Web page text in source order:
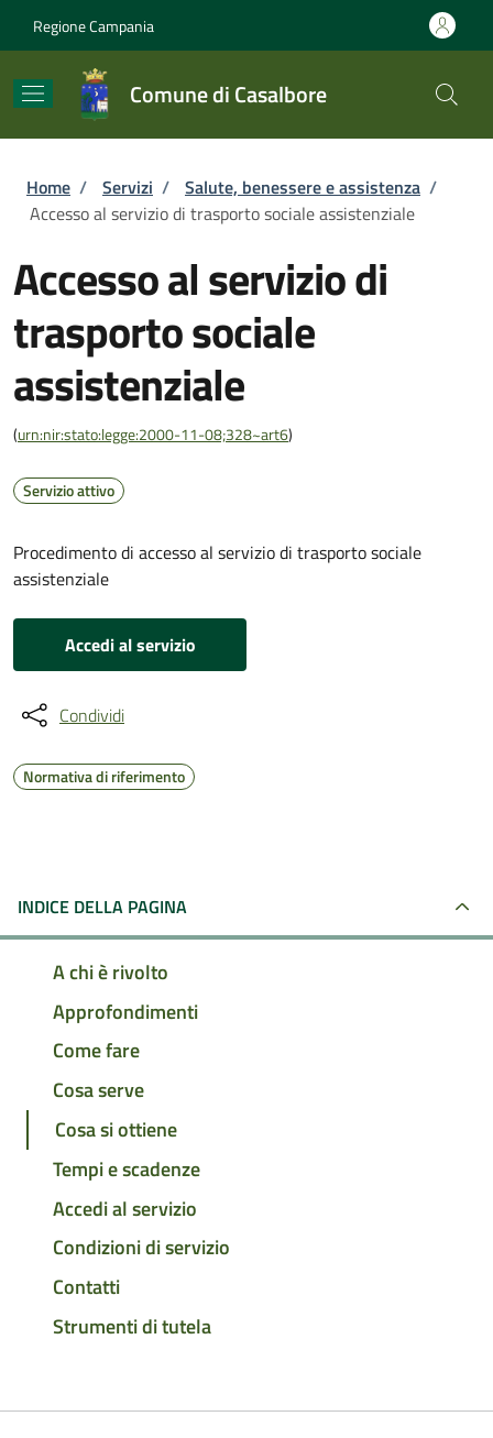
Regione Campania
Comune di Casalbore
Briciole di pane
Home / Servizi / Salute, benessere e assistenza /
Accesso al servizio di trasporto sociale assistenziale
Accesso al servizio di
trasporto sociale
assistenziale
(urn:nir:stato:legge:2000-11-08;328~art6)
Servizio attivo
Procedimento di accesso al servizio di trasporto sociale
assistenziale
Accedi al servizio
Condividi
Normativa di riferimento
INDICE DELLA PAGINA
A chi è rivolto
Approfondimenti
Come fare
Cosa serve
Cosa si ottiene
Tempi e scadenze
Accedi al servizio
Condizioni di servizio
Contatti
Strumenti di tutela